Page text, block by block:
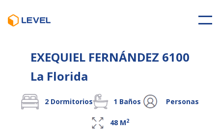
EXEQUIEL FERNÁNDEZ 6100
La Florida
2 Dormitorios 1 Baños Personas
48 M2